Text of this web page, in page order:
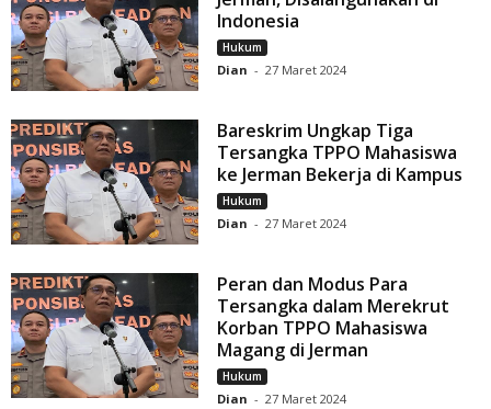
Indonesia
Hukum
Dian - 27 Maret 2024
Bareskrim Ungkap Tiga
Tersangka TPPO Mahasiswa
ke Jerman Bekerja di Kampus
Hukum
Dian - 27 Maret 2024
Peran dan Modus Para
Tersangka dalam Merekrut
Korban TPPO Mahasiswa
Magang di Jerman
Hukum
Dian - 27 Maret 2024